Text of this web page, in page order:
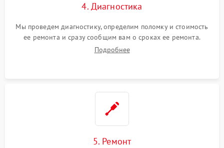
4. Диагностика
Мы проведем диагностику, определим поломку и стоимость
ее ремонта и сразу сообщим вам о сроках ее ремонта.
Подробнее
5. Ремонт